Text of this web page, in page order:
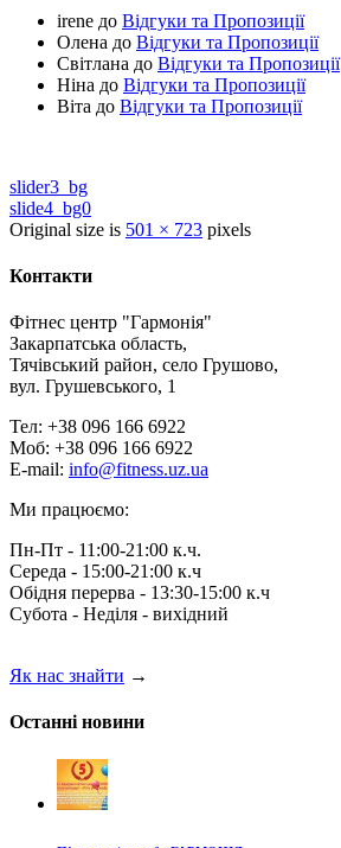
irene до Відгуки та Пропозиції
Олена до Відгуки та Пропозиції
Світлана до Відгуки та Пропозиції
Ніна до Відгуки та Пропозиції
Віта до Відгуки та Пропозиції
slider3_bg
slide4_bg0
Original size is 501 × 723 pixels
Контакти
Фітнес центр "Гармонія"
Закарпатська область,
Тячівський район, село Грушово,
вул. Грушевського, 1
Тел: +38 096 166 6922
Моб: +38 096 166 6922
E-mail: info@fitness.uz.ua
Ми працюємо:
Пн-Пт - 11:00-21:00 к.ч.
Середа - 15:00-21:00 к.ч
Обідня перерва - 13:30-15:00 к.ч
Субота - Неділя - вихідний
Як нас знайти →
Останні новини